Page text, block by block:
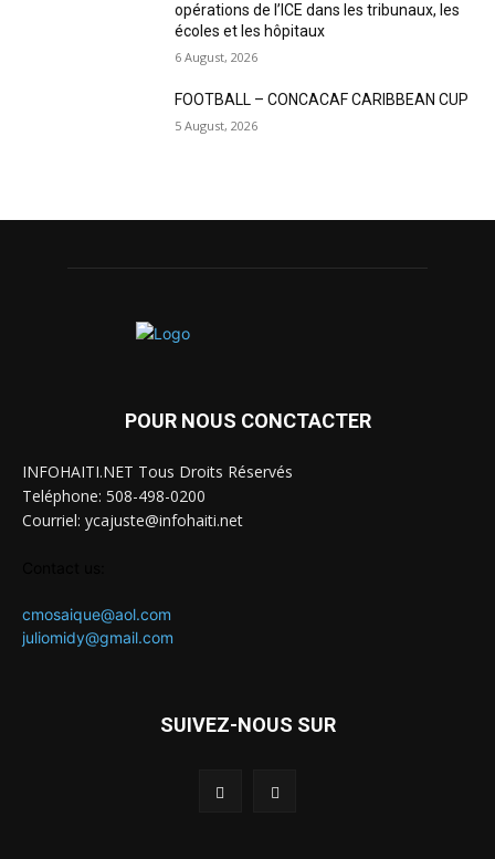
opérations de l’ICE dans les tribunaux, les
écoles et les hôpitaux
6 August, 2026
FOOTBALL – CONCACAF CARIBBEAN CUP
5 August, 2026
POUR NOUS CONCTACTER
INFOHAITI.NET Tous Droits Réservés
Teléphone: 508-498-0200
Courriel: ycajuste@infohaiti.net
cmosaique@aol.com
juliomidy@gmail.com
SUIVEZ-NOUS SUR